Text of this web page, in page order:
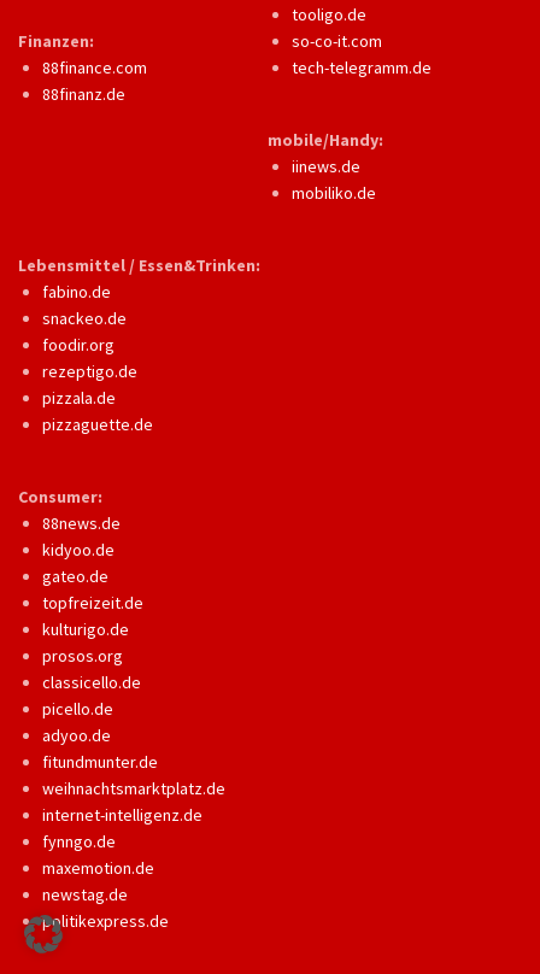
Finanzen:
88finance.com
88finanz.de
tooligo.de
so-co-it.com
tech-telegramm.de
mobile/Handy:
iinews.de
mobiliko.de
Lebensmittel / Essen&Trinken:
fabino.de
snackeo.de
foodir.org
rezeptigo.de
pizzala.de
pizzaguette.de
Consumer:
88news.de
kidyoo.de
gateo.de
topfreizeit.de
kulturigo.de
prosos.org
classicello.de
picello.de
adyoo.de
fitundmunter.de
weihnachtsmarktplatz.de
internet-intelligenz.de
fynngo.de
maxemotion.de
newstag.de
politikexpress.de